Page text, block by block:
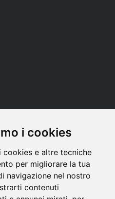
i cookies
cookies e altre tecniche
per migliorare la tua
navigazione nel nostro
contenuti